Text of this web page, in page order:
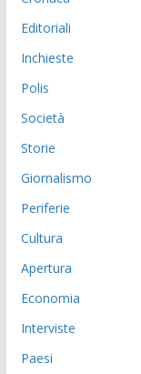
Editoriali
Inchieste
Polis
Società
Storie
Giornalismo
Periferie
Cultura
Apertura
Economia
Interviste
Paesi